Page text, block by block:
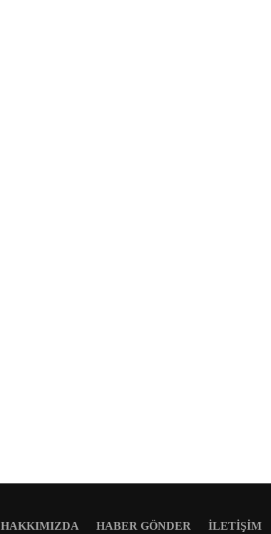
HAKKIMIZDA HABER GÖNDER İLETIŞIM